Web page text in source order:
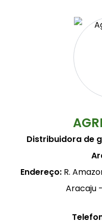
Distribuidora de
Endereço:R.
Aracaju